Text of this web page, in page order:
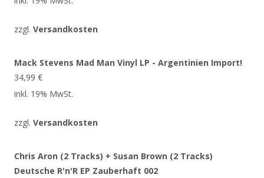
zzgl. Versandkosten
Mack Stevens Mad Man Vinyl LP - Argentinien Import!
34,99 €
inkl. 19% MwSt.
zzgl. Versandkosten
Chris Aron (2 Tracks) + Susan Brown (2 Tracks)
Deutsche R'n'R EP Zauberhaft 002